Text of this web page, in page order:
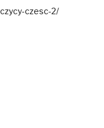
czesc-2/